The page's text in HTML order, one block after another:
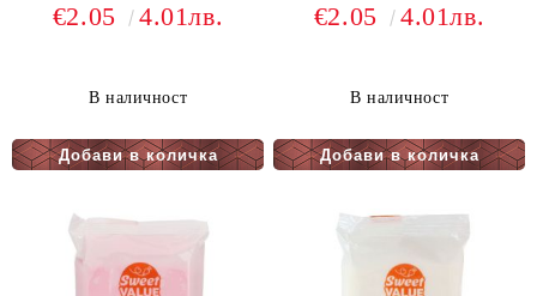
€2.05 4.01лв.
В наличност
€2.05 4.01лв.
В наличност